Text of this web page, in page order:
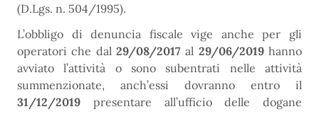
(D.Lgs. n. 504/1995).
L’obbligo di denuncia fiscale vige anche per gli
operatori che dal 29/08/2017 al 29/06/2019hanno
avviato l’attività o sono subentrati nelle attività
summenzionate, anch’essi dovranno entro il
31/12/2019 presentare all’ufficio delle dogane